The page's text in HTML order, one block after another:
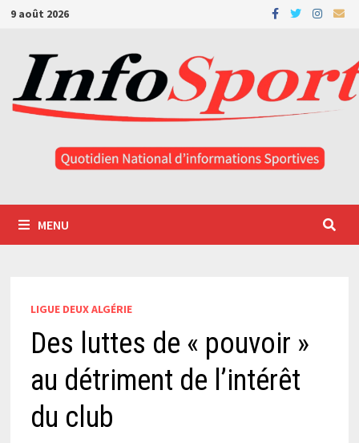
Passer
contenu
9 août 2026
MENU
LIGUE DEUX ALGÉRIE
Des luttes de « pouvoir »
au détriment de l’intérêt
du club